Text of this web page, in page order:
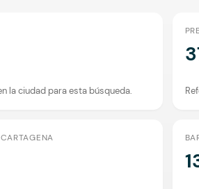
la ciudad para esta búsqueda.